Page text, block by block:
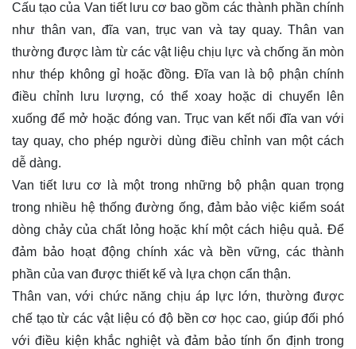
Cấu tạo của Van tiết lưu cơ bao gồm các thành phần chính
như thân van, đĩa van, trục van và tay quay. Thân van
thường được làm từ các vật liệu chịu lực và chống ăn mòn
như thép không gỉ hoặc đồng. Đĩa van là bộ phận chính
điều chỉnh lưu lượng, có thể xoay hoặc di chuyển lên
xuống để mở hoặc đóng van. Trục van kết nối đĩa van với
tay quay, cho phép người dùng điều chỉnh van một cách
dễ dàng.
Van tiết lưu cơ là một trong những bộ phận quan trọng
trong nhiều hệ thống đường ống, đảm bảo việc kiểm soát
dòng chảy của chất lỏng hoặc khí một cách hiệu quả. Để
đảm bảo hoạt động chính xác và bền vững, các thành
phần của van được thiết kế và lựa chọn cẩn thận.
Thân van, với chức năng chịu áp lực lớn, thường được
chế tạo từ các vật liệu có độ bền cơ học cao, giúp đối phó
với điều kiện khắc nghiệt và đảm bảo tính ổn định trong